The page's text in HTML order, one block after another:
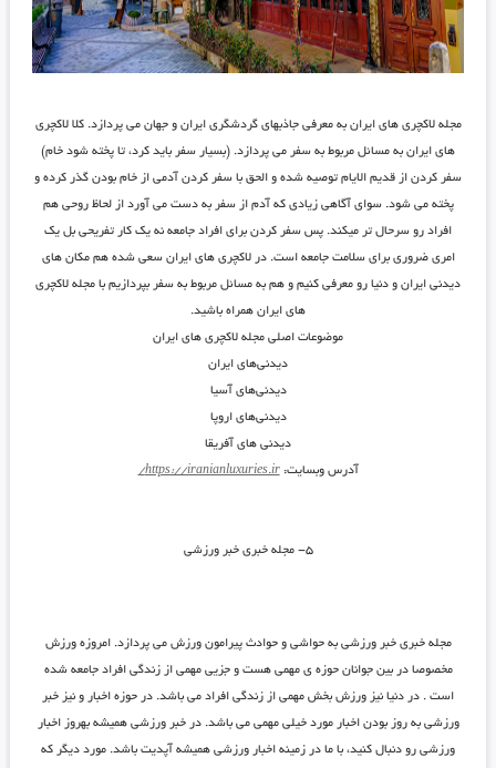
مجله لاکچری های ایران به معرفی جاذبهای گردشگری ایران و جهان می پردازد. کلا لاکچری
های ایران به مسائل مربوط به سفر می پردازد. (بسیار سفر باید کرد، تا پخته شود خام)
سفر کردن از قدیم الایام توصیه شده و الحق با سفر کردن آدمی از خام بودن گذر کرده و
پخته می شود. سوای آگاهی زیادی که آدم از سفر به دست می آورد از لحاظ روحی هم
افراد رو سرحال تر میکند. پس سفر کردن برای افراد جامعه نه یک کار تفریحی بل یک
امری ضروری برای سلامت جامعه است. در لاکچری های ایران سعی شده هم مکان های
دیدنی ایران و دنیا رو معرفی کنیم و هم به مسائل مربوط به سفر بپردازیم با مجله لاکچری
های ایران همراه باشید.
موضوعات اصلی مجله لاکچری های ایران
دیدنی‌های ایران
دیدنی‌های آسیا
دیدنی‌های اروپا
دیدنی های آفریقا
آدرس وبسایت:https://iranianluxuries.ir/
۵- مجله خبری خبر ورزشی
مجله خبری خبر ورزشی به حواشی و حوادث پیرامون ورزش می پردازد. امروزه ورزش
مخصوصا در بین جوانان حوزه ی مهمی هست و جزیی مهمی از زندگی افراد جامعه شده
است . در دنیا نیز ورزش بخش مهمی از زندگی افراد می باشد. در حوزه اخبار و نیز خبر
ورزشی به روز بودن اخبار مورد خیلی مهمی می باشد. در خبر ورزشی همیشه بهروز اخبار
ورزشی رو دنبال کنید، با ما در زمینه اخبار ورزشی همیشه آپدیت باشد. مورد دیگر که